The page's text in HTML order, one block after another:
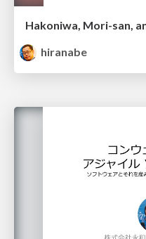
hiranabe